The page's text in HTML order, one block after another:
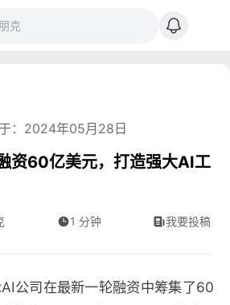
：2024年05月28日
资60亿美元，打造强大AI工
1 分钟 我要投稿
公司在最新一轮融资中筹集了60